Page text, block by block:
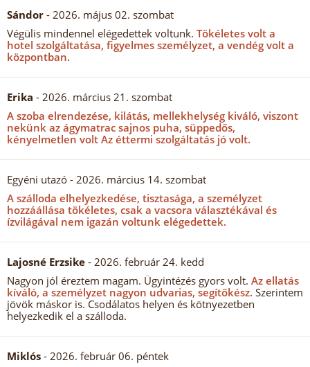
Sándor - 2026. május 02. szombat
Végülis mindennel elégedettek voltunk. Tökéletes volt a
hotel szolgáltatása, figyelmes személyzet, a vendég volt a
központban.
Erika - 2026. március 21. szombat
A szoba elrendezése, kilátás, mellekhelység kiváló, viszont
nekünk az ágymatrac sajnos puha, süppedős,
kényelmetlen volt Az éttermi szolgáltatás jó volt.
Egyéni utazó - 2026. március 14. szombat
A szálloda elhelyezkedése, tisztasága, a személyzet
hozzáállása tökéletes, csak a vacsora választékával és
ízvilágával nem igazán voltunk elégedettek.
Lajosné Erzsike - 2026. február 24. kedd
Nagyon jól éreztem magam. Ügyintézés gyors volt. Az ellatás
kíváló, a személyzet nagyon udvarias, segítőkész. Szerintem
jövök máskor is. Csodálatos helyen és kötnyezetben
helyezkedik el a szálloda.
Miklós - 2026. február 06. péntek